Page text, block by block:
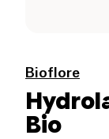
Bioflore
Bio